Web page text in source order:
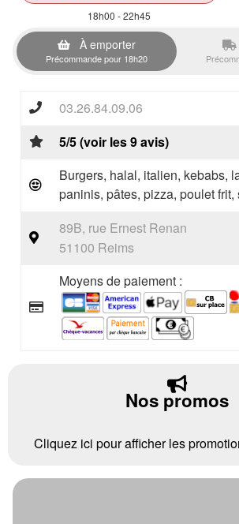
18h00 - 22h45
À emporter
Précommande pour 18h20
03.26.84.09.06
5/5 (voir les 9 avis)
Burgers, halal, italien, kebabs,
paninis, pâtes, pizza, poulet frit,
89B, rue Ernest Renan
51100 Reims
Moyens de paiement :
Nos promos
Cliquez ici pour afficher les